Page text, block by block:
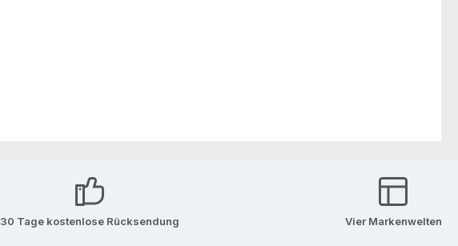
30 Tage kostenlose Rücksendung Vier Markenwelten